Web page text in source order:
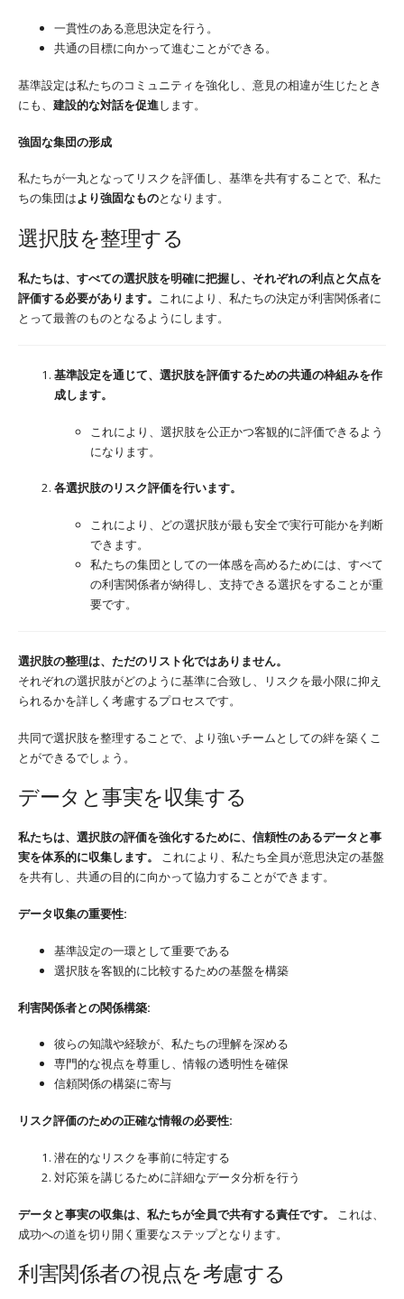
一貫性のある意思決定を行う。
共通の目標に向かって進むことができる。
基準設定は私たちのコミュニティを強化し、意見の相違が生じたとき
にも、 建設的な対話を促進します。
強固な集団の形成
私たちが一丸となってリスクを評価し、基準を共有することで、私た
ちの集団はより強固なものとなります。
選択肢を整理する
私たちは、すべての選択肢を明確に把握し、それぞれの利点と欠点を
評価する必要があります。 これにより、私たちの決定が利害関係者に
とって最善のものとなるようにします。
基準設定を通じて、選択肢を評価するための共通の枠組みを作
成します。
これにより、選択肢を公正かつ客観的に評価できるよう
になります。
各選択肢のリスク評価を行います。
これにより、どの選択肢が最も安全で実行可能かを判断
できます。
私たちの集団としての一体感を高めるためには、すべて
の利害関係者が納得し、支持できる選択をすることが重
要です。
選択肢の整理は、ただのリスト化ではありません。
それぞれの選択肢がどのように基準に合致し、リスクを最小限に抑え
られるかを詳しく考慮するプロセスです。
共同で選択肢を整理することで、より強いチームとしての絆を築くこ
とができるでしょう。
データと事実を収集する
私たちは、選択肢の評価を強化するために、信頼性のあるデータと事
実を体系的に収集します。
これにより、私たち全員が意思決定の基盤
を共有し、共通の目的に向かって協力することができます。
データ収集の重要性:
基準設定の一環として重要である
選択肢を客観的に比較するための基盤を構築
利害関係者との関係構築:
彼らの知識や経験が、私たちの理解を深める
専門的な視点を尊重し、情報の透明性を確保
信頼関係の構築に寄与
リスク評価のための正確な情報の必要性:
潜在的なリスクを事前に特定する
対応策を講じるために詳細なデータ分析を行う
データと事実の収集は、私たちが全員で共有する責任です。
これは、
成功への道を切り開く重要なステップとなります。
利害関係者の視点を考慮する